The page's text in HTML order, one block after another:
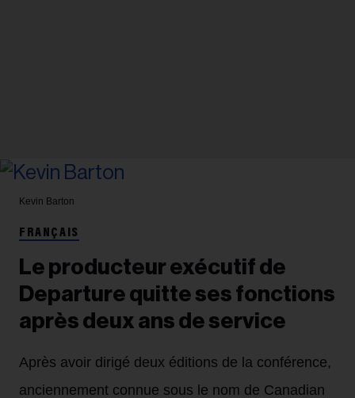
Kevin Barton
FRANÇAIS
Le producteur exécutif de
Departure quitte ses fonctions
après deux ans de service
Après avoir dirigé deux éditions de la conférence,
anciennement connue sous le nom de Canadian